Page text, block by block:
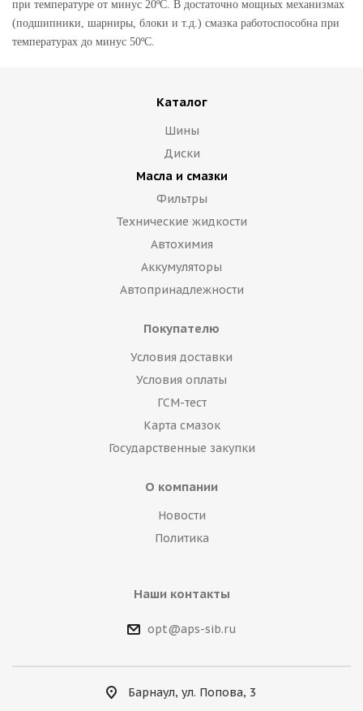
при температуре от минус 20ºС. В достаточно мощных механизмах
(подшипники, шарниры, блоки и т.д.) смазка работоспособна при
температурах до минус 50ºС.
Каталог
Шины
Диски
Масла и смазки
Фильтры
Технические жидкости
Автохимия
Аккумуляторы
Автопринадлежности
Покупателю
Условия доставки
Условия оплаты
ГСМ-тест
Карта смазок
Государственные закупки
О компании
Новости
Политика
Наши контакты
opt@aps-sib.ru
Барнаул, ул. Попова, 3